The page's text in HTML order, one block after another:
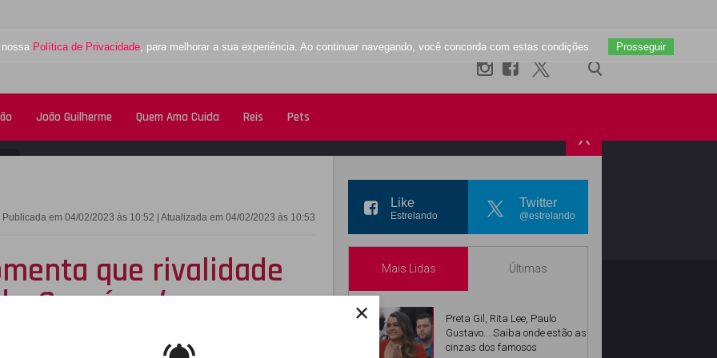
×
Política de Privacidade, para melhorar a sua experiência. Ao continuar navegando, você concorda com estas condições. Prosseguir
João Guilherme Quem Ama Cuida Reis Pets
X
Publicada em 04/02/2023 às 10:52 | Atualizada em 04/02/2023 às 10:53
que rivalidade
Crepúsculo
dele com Robert
Like
Estrelando
Twitter
@estrelando
Mais Lidas Últimas
Preta Gil, Rita Lee, Paulo
Gustavo... Saiba onde estão as
cinzas dos famosos
INSTAGRAM